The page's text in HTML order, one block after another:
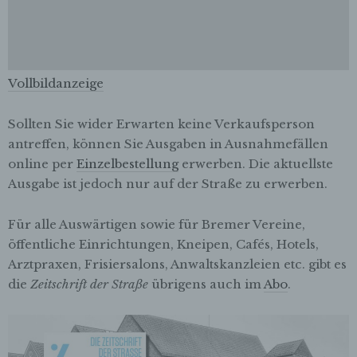
Vollbildanzeige
Sollten Sie wider Erwarten keine Verkaufsperson
antreffen, können Sie Ausgaben in Ausnahmefällen
online per Einzelbestellungerwerben. Die aktuellste
Ausgabe ist jedoch nur auf der Straße zu erwerben.
Für alle Auswärtigen sowie für Bremer Vereine,
öffentliche Einrichtungen, Kneipen, Cafés, Hotels,
Arztpraxen, Frisiersalons, Anwaltskanzleien etc. gibt es
die Zeitschrift der Straße übrigens auch imAbo.
und Mittel der Verarbeitung von
Sind die Zwecke und Mittel dieser
Verarbeitung durch das Unionsrecht oder
das Recht der Mitgliedstaaten vorgegeben,
so kann der Verantwortliche
beziehungsweise können die bestimmten
Mitgliedstaaten vorgesehen werden.
h) Auftragsverarbeiter
Auftragsverarbeiter ist eine natürliche oder
oder andere Stelle, die personenbezogene
Daten im Auftrag des Verantwortlichen
verarbeitet.